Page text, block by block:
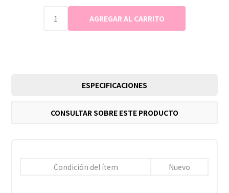
ESPECIFICACIONES
CONSULTAR SOBRE ESTE PRODUCTO
Condición del ítem Nuevo